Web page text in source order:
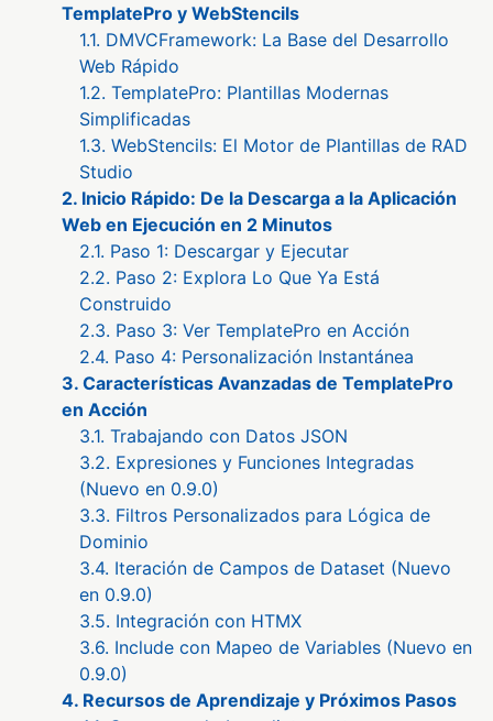
TemplatePro y WebStencils
1.1. DMVCFramework: La Base del Desarrollo
Web Rápido
1.2. TemplatePro: Plantillas Modernas
Simplificadas
1.3. WebStencils: El Motor de Plantillas de RAD
Studio
2. Inicio Rápido: De la Descarga a la Aplicación
Web en Ejecución en 2 Minutos
2.1. Paso 1: Descargar y Ejecutar
2.2. Paso 2: Explora Lo Que Ya Está
Construido
2.3. Paso 3: Ver TemplatePro en Acción
2.4. Paso 4: Personalización Instantánea
3. Características Avanzadas de TemplatePro
en Acción
3.1. Trabajando con Datos JSON
3.2. Expresiones y Funciones Integradas
(Nuevo en 0.9.0)
3.3. Filtros Personalizados para Lógica de
Dominio
3.4. Iteración de Campos de Dataset (Nuevo
en 0.9.0)
3.5. Integración con HTMX
3.6. Include con Mapeo de Variables (Nuevo en
0.9.0)
4. Recursos de Aprendizaje y Próximos Pasos